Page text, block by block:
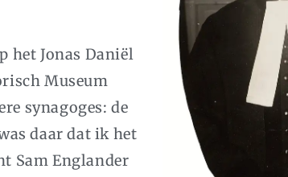
het Jonas Daniël
Museum
synagoges: de
daar dat ik het
Sam Englander